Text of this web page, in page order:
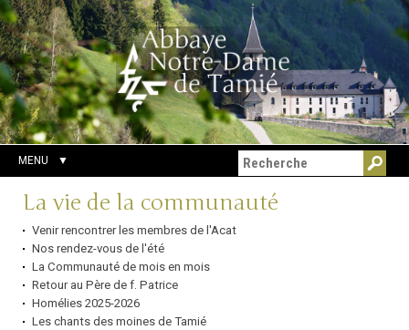
Aller
au
contenu.
|
Aller
à
la
navigation
Outils
personnels
Chercher par
Recherche
avancée…
MENU
Navigation
La vie de la communauté
Venir rencontrer les membres de l'Acat
Nos rendez-vous de l'été
La Communauté de mois en mois
Retour au Père de f. Patrice
Homélies 2025-2026
Les chants des moines de Tamié